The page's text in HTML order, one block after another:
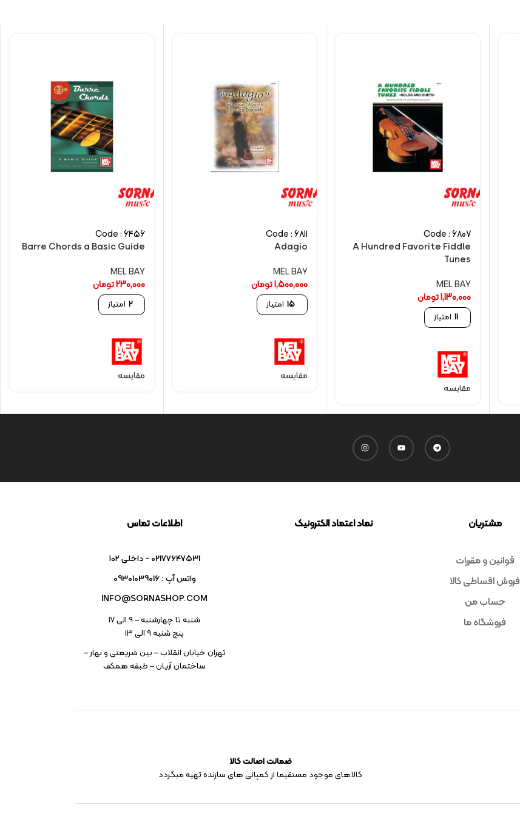
Code : 6807
A Hundred Favorite Fiddle
Tunes
MEL BAY
1,130,000تومان
11 امتیاز
مقایسه
Code : 6811
Adagio
MEL BAY
1,500,000تومان
15 امتیاز
مقایسه
Code : 6456
Barre Chords a Basic Guide
MEL BAY
230,000تومان
2 امتیاز
مقایسه
مشتریان
قوانین و مقررات
فروش اقساطی کالا
حساب من
فروشگاه ما
نماد اعتماد الکترونیک اطلاعات تماس
02177647531 - داخلی ۱۰۲
واتس آپ : 09301039016
INFO@SORNASHOP.COM
شنبه تا چهارشنبه – ۹ الی 17
پنج شنبه ۹ الی 13
تهران خیابان انقلاب – بین شریعتی و بهار –
ساختمان آریان – طبقه همکف
ضمانت اصالت کالا
کالاهای موجود مستقیما از کمپانی های سازنده تهیه میگردد